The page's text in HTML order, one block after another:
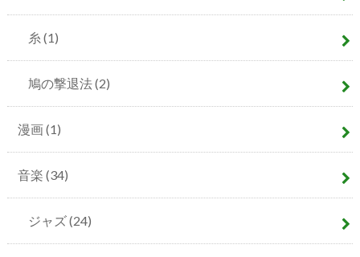
糸 (1)
鳩の撃退法(2)
漫画(1)
音楽 (34)
ジャズ(24)